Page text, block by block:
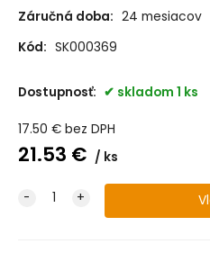
Záručná doba: 24 mesiacov
Kód: SK000369
Dostupnosť: skladom 1 ks
17.50 € bez DPH
21.53 € ks